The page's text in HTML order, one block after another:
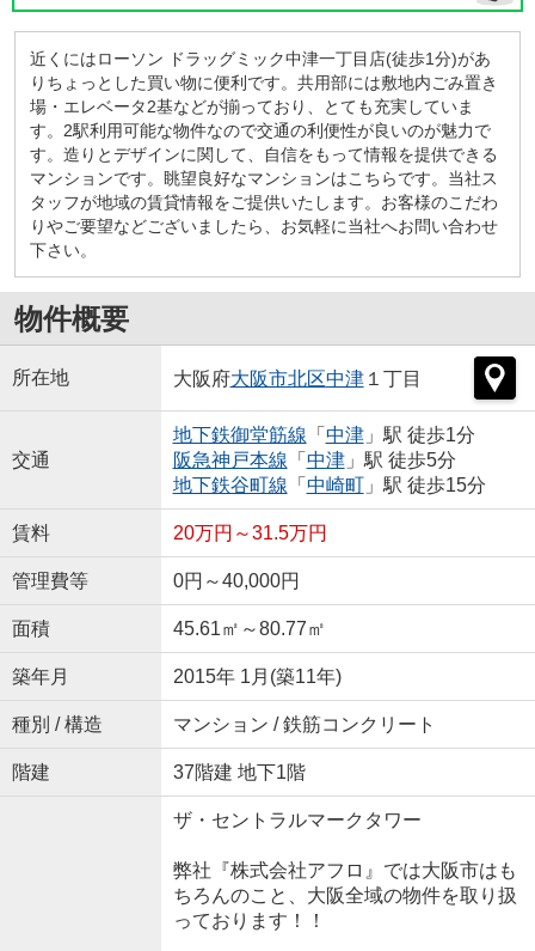
近くにはローソン ドラッグミック中津一丁目店(徒歩1分)があ
りちょっとした買い物に便利です。共用部には敷地内ごみ置き
場・エレベータ2基などが揃っており、とても充実していま
す。2駅利用可能な物件なので交通の利便性が良いのが魅力で
す。造りとデザインに関して、自信をもって情報を提供できる
マンションです。眺望良好なマンションはこちらです。当社ス
タッフが地域の賃貸情報をご提供いたします。お客様のこだわ
りやご要望などございましたら、お気軽に当社へお問い合わせ
下さい。
物件概要
所在地 大阪府大阪市北区中津１丁目
交通
地下鉄御堂筋線 「 中津」駅 徒歩1分
阪急神戸本線 「 中津」駅 徒歩5分
地下鉄谷町線 「 中崎町」駅 徒歩15分
賃料 20万円～31.5万円
管理費等 0円～40,000円
面積 45.61㎡～80.77㎡
築年月 2015年 1月(築11年)
種別 / 構造 マンション / 鉄筋コンクリート
階建 37階建 地下1階
ザ・セントラルマークタワー
弊社『株式会社アフロ』では大阪市はも
ちろんのこと、大阪全域の物件を取り扱
っております！！